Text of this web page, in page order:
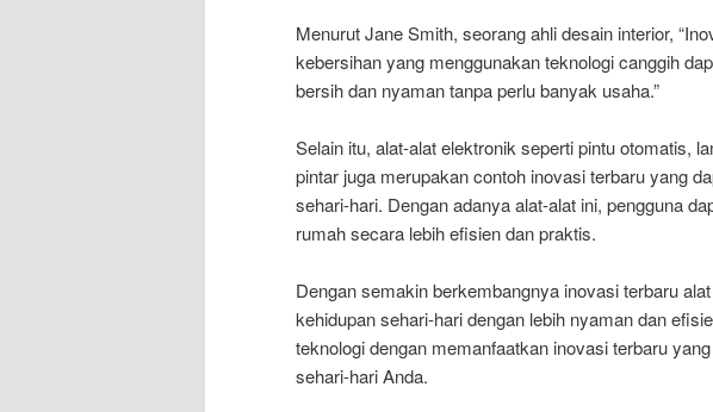
Menurut Jane Smith, seorang ahli desain interior,
kebersihan yang menggunakan teknologi canggih
bersih dan nyaman tanpa perlu banyak usaha.”
Selain itu, alat-alat elektronik seperti pintu otomatis,
pintar juga merupakan contoh inovasi terbaru yang
sehari-hari. Dengan adanya alat-alat ini, pengguna
rumah secara lebih efisien dan praktis.
Dengan semakin berkembangnya inovasi terbaru
kehidupan sehari-hari dengan lebih nyaman dan
teknologi dengan memanfaatkan inovasi terbaru
sehari-hari Anda.